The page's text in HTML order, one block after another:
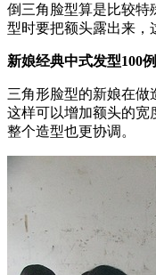
倒三角脸型算是比较特
型时要把额头露出来，
新娘经典中式发型100例
三角形脸型的新娘在做
这样可以增加额头的宽
整个造型也更协调。